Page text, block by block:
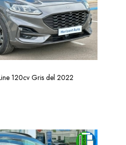
120cv Gris del 2022